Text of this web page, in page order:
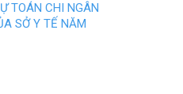
TOÁN CHI NGÂN
SỞ Y TẾ NĂM